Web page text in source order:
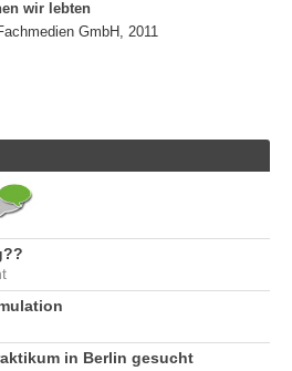
wir lebten
GmbH, 2011
in Berlin gesucht